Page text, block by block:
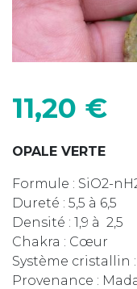
11,20 €
OPALE VERTE
Formule : SiO2-
Dureté : 5,5 à 6,5
Densité : 1,9 à 2,5
Chakra : Cœur
Système cristallin
Provenance :